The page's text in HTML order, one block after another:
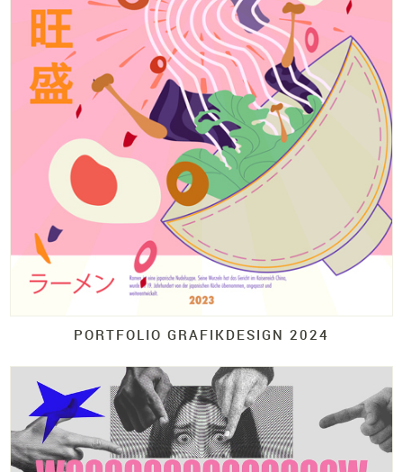
PORTFOLIO GRAFIKDESIGN 2024